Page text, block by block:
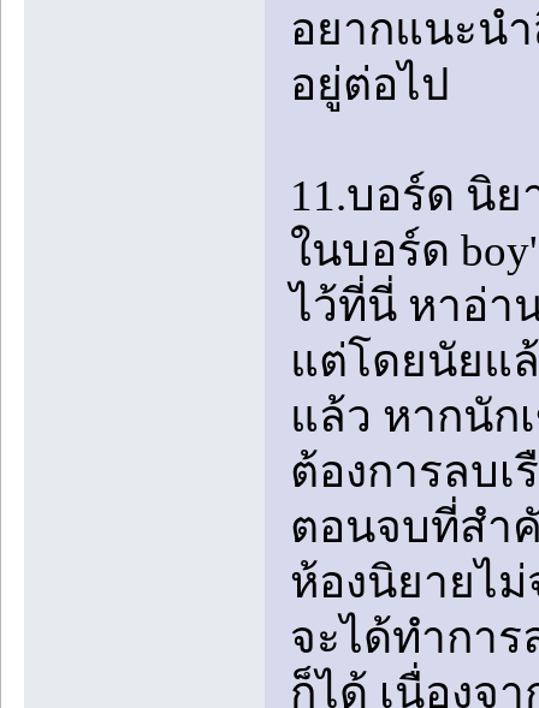
อยากแนะน
อยู่ต่อไป
11.บอร์ด นิ
ในบอร์ด
ไว้ที่นี่ หาอ่า
แต่โดยนัยแ
แล้ว หากนัก
ต้องการลบเ
ตอนจบที่สำ
ห้องนิยายไม่
จะได้ทำกา
ก็ได้ เนื่องจ